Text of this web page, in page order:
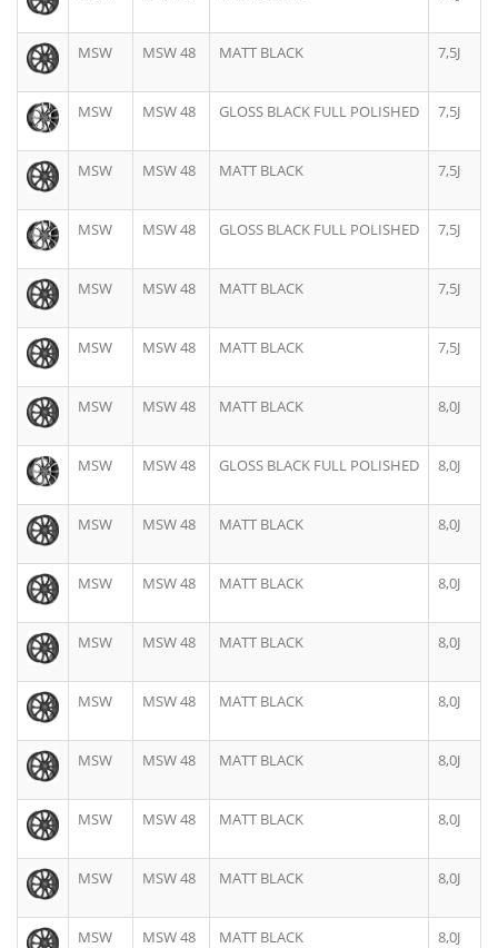
MSW MSW 48 MATT BLACK 7,5J
MSW MSW 48 GLOSS BLACK FULL POLISHED 7,5J
MSW MSW 48 MATT BLACK 7,5J
MSW MSW 48 GLOSS BLACK FULL POLISHED 7,5J
MSW MSW 48 MATT BLACK 7,5J
MSW MSW 48 MATT BLACK 7,5J
MSW MSW 48 MATT BLACK 8,0J
MSW MSW 48 GLOSS BLACK FULL POLISHED 8,0J
MSW MSW 48 MATT BLACK 8,0J
MSW MSW 48 MATT BLACK 8,0J
MSW MSW 48 MATT BLACK 8,0J
MSW MSW 48 MATT BLACK 8,0J
MSW MSW 48 MATT BLACK 8,0J
MSW MSW 48 MATT BLACK 8,0J
MSW MSW 48 MATT BLACK 8,0J
MSW MSW 48 MATT BLACK 8,0J